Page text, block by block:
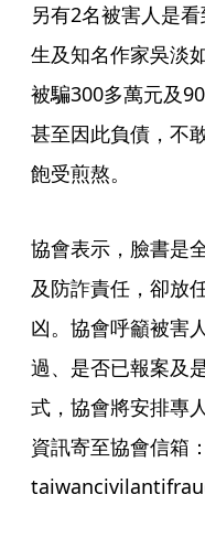
另有2名被害人是
生及知名作家吳淡
被騙300多萬元及
甚至因此負債，不
飽受煎熬。
協會表示，臉書是
及防詐責任，卻放
凶。協會呼籲被害
過、是否已報案及
式，協會將安排專
資訊寄至協會信箱：